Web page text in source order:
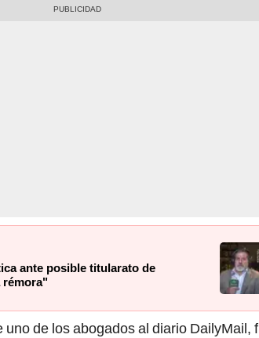
ante posible titularato de
rémora"
uno de los abogados al diario DailyMail,